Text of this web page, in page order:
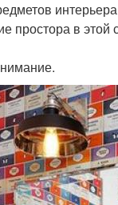
в этой